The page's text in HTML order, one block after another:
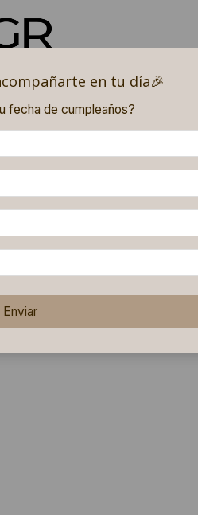
CHALECOS PUFFER
$250.000) PAGOS SIN INTERÉS con
en tu día🎉​
fecha de cumpleaños?
Enviar